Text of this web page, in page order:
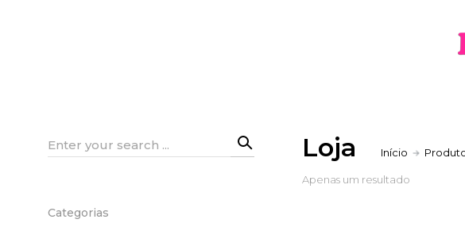
Loja Início
Apenas um resultado
Search
Categorias